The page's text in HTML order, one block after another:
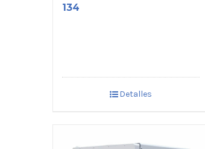
134
Detalles